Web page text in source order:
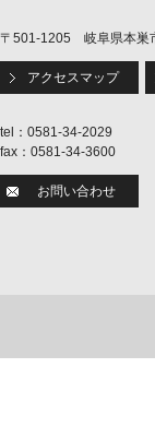
〒501-1205 岐阜県本巣
アクセスマップ
tel：0581-34-2029
fax：0581-34-3600
お問い合わせ